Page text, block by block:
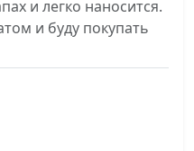
и легко наносится.
и буду покупать